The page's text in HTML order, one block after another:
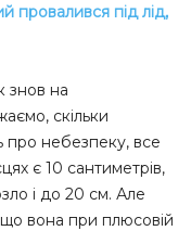
провалився під лід,
знов на
скільки
небезпеку, все
є 10 сантиметрів,
і до 20 см. Але
вона при плюсовій